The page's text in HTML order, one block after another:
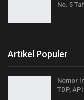
No. 5
Artikel Populer
Nomor
TDP, API